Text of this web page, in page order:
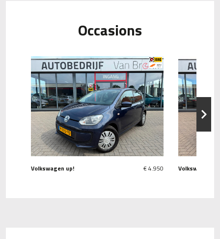
Occasions
Volkswagen up! € 4.950 Volkswagen
Next